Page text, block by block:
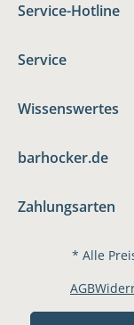
Service-Hotline
Service
Wissenswertes
barhocker.de
Zahlungsarten
* Alle
AGB